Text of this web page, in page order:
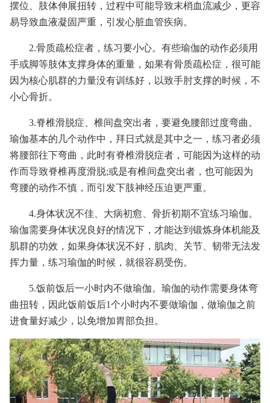
摆位、肢体伸展扭转，过程中可能导致末梢血流减少，更容
易导致血液凝固严重，引发心脏血管疾病。
2.骨质疏松症者，练习要小心。有些瑜伽的动作必须用
手或脚等肢体支撑身体的重量，如果有骨质疏松症，很可能
因为核心肌群的力量没有训练好，以致手肘支撑的时候，不
小心骨折。
3.脊椎滑脱症、椎间盘突出者，要避免腰部过度弯曲。
瑜伽基本的几个动作中，拜日式就是其中之一，练习者必须
将腰部往下弯曲，此时有脊椎滑脱症者，可能因为这样的动
作而导致脊椎再度滑脱;或是有椎间盘突出者，也可能因为
弯腰的动作不慎，而引发下肢神经压迫更严重。
4.身体状况不佳、大病初愈、骨折初期不宜练习瑜伽。
瑜伽需要身体状况良好的情况下，才能达到锻炼身体机能及
肌群的功效，如果身体状况不好，肌肉、关节、韧带无法发
挥力量，练习瑜伽的时候，就很容易受伤。
5.饭前饭后一小时内不做瑜伽。瑜伽的动作需要身体弯
曲扭转，因此饭前饭后1个小时内不要做瑜伽，做瑜伽之前
进食量好减少，以免增加胃部负担。